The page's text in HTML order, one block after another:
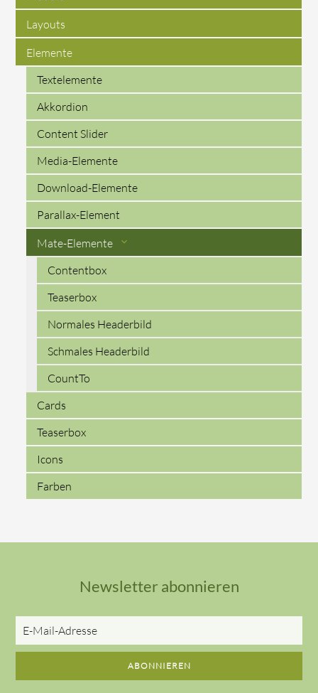
Layouts
Elemente
Textelemente
Akkordion
Content Slider
Media-Elemente
Download-Elemente
Parallax-Element
Mate-Elemente
Contentbox
Teaserbox
Normales Headerbild
Schmales Headerbild
CountTo
Cards
Teaserbox
Icons
Farben
Newsletter abonnieren
Adresse
ABONNIEREN